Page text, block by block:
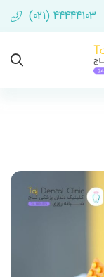
(021) 44444103